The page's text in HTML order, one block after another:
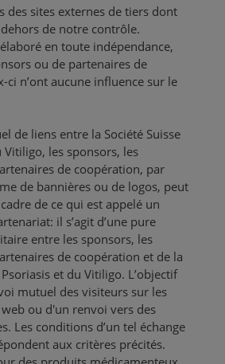
des sites externes de tiers dont
de notre contrôle.
en toute indépendance,
ou de partenaires de
ci n’ont aucune influence sur le
de liens entre la Société Suisse
Vitiligo, les sponsors, les
de coopération, par
de bannières ou de logos, peut
de ce qui est appelé un
il s’agit d’une pure
entre les sponsors, les
de coopération et de la
et du Vitiligo. L’objectif
mutuel des visiteurs sur les
ou d'un renvoi vers des
Les conditions d’un tel échange
aux critères précités.